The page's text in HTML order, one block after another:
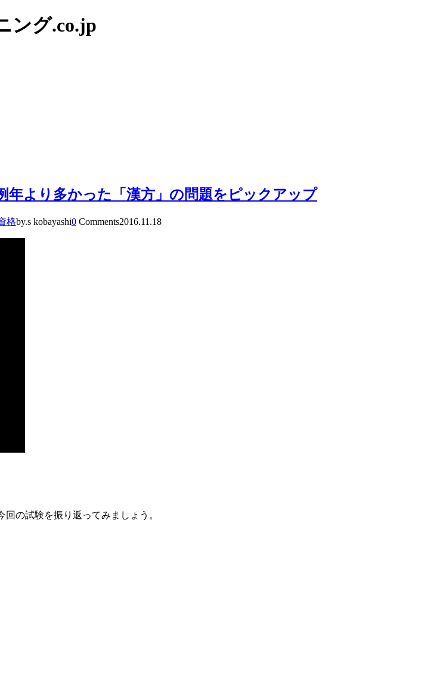
ング.co.jp
年より多かった「漢方」の問題をピックアップ
格by.s kobayashi0 Comments2016.11.18
の試験を振り返ってみましょう。